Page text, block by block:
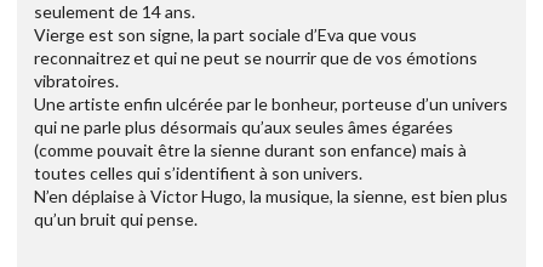
seulement de 14 ans.
Vierge est son signe, la part sociale d’Eva que vous
reconnaitrez et qui ne peut se nourrir que de vos émotions
vibratoires.
Une artiste enfin ulcérée par le bonheur, porteuse d’un univers
qui ne parle plus désormais qu’aux seules âmes égarées
(comme pouvait être la sienne durant son enfance) mais à
toutes celles qui s’identifient à son univers.
N’en déplaise à Victor Hugo, la musique, la sienne, est bien plus
qu’un bruit qui pense.